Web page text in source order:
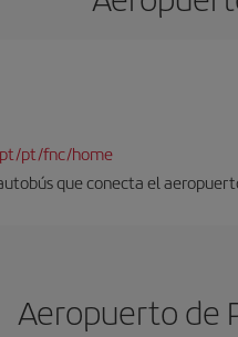
pt/fnc/home
que conecta el
Aeropuerto de